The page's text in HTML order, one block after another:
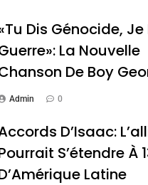
Dis Génocide, Je
La Nouvelle
De Boy
Admin 0
D’Isaac:
S’étendre À
Latine
Chanson De Boy